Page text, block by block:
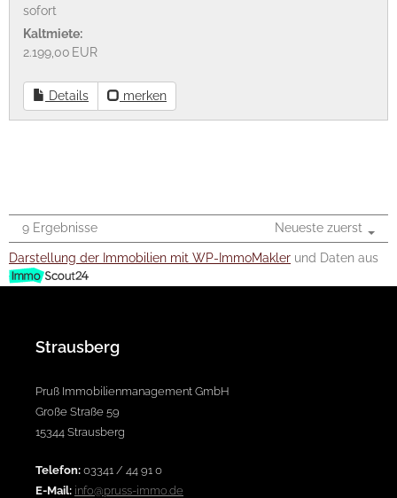
sofort
Kaltmiete:
2.199,00 EUR
Details merken
9 Ergebnisse Neueste zuerst
Darstellung der Immobilien mit WP-ImmoMakler und Daten aus
Strausberg
Pruß Immobilienmanagement GmbH
Große Straße 59
15344 Strausberg
Telefon: 03341 / 44 91 0
E-Mail: info@pruss-immo.de